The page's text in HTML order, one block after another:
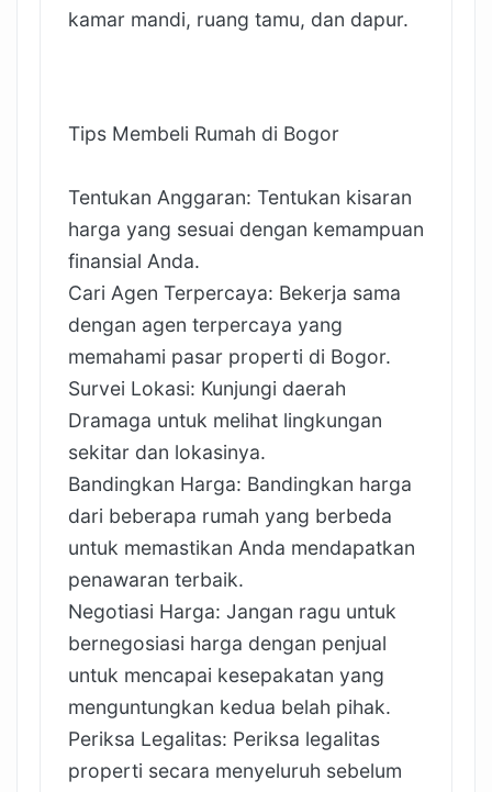
kamar mandi, ruang tamu, dan dapur.
Tips Membeli Rumah di Bogor
Tentukan Anggaran: Tentukan kisaran
harga yang sesuai dengan kemampuan
finansial Anda.
Cari Agen Terpercaya: Bekerja sama
dengan agen terpercaya yang
memahami pasar properti di Bogor.
Survei Lokasi: Kunjungi daerah
Dramaga untuk melihat lingkungan
sekitar dan lokasinya.
Bandingkan Harga: Bandingkan harga
dari beberapa rumah yang berbeda
untuk memastikan Anda mendapatkan
penawaran terbaik.
Negotiasi Harga: Jangan ragu untuk
bernegosiasi harga dengan penjual
untuk mencapai kesepakatan yang
menguntungkan kedua belah pihak.
Periksa Legalitas: Periksa legalitas
properti secara menyeluruh sebelum